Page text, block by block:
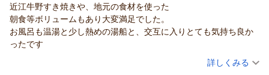
近江牛野すき焼きや、地元の食材を使った
朝食等ボリュームもあり大変満足でした。
お風呂も温湯と少し熱めの湯船と、交互に入りとても気持ち良か
ったです
（投稿日：2026/07/16）
詳しくみる